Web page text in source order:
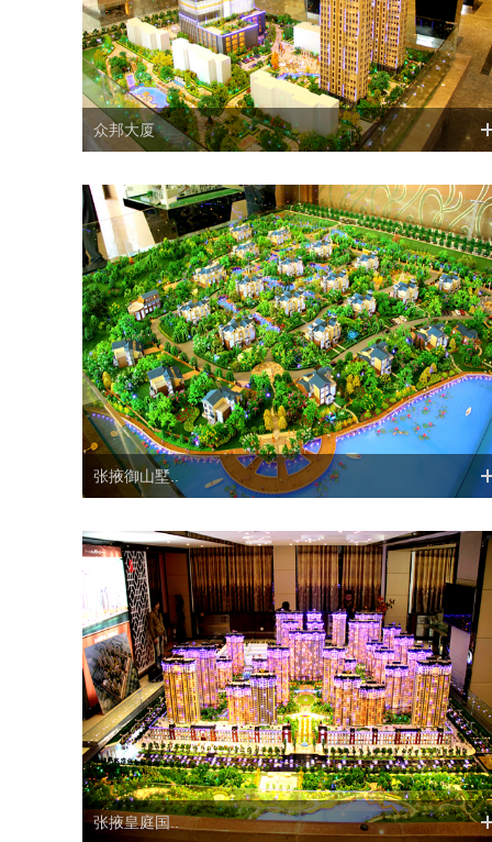
众邦大厦
张掖御山墅..
张掖皇庭国..